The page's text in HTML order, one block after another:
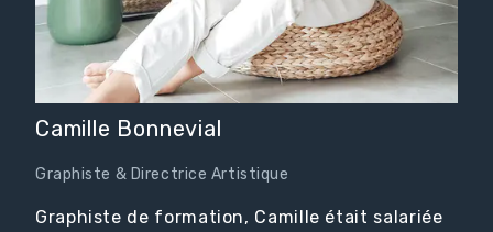
Camille Bonnevial
Graphiste & Directrice Artistique
Graphiste de formation, Camille était salariée